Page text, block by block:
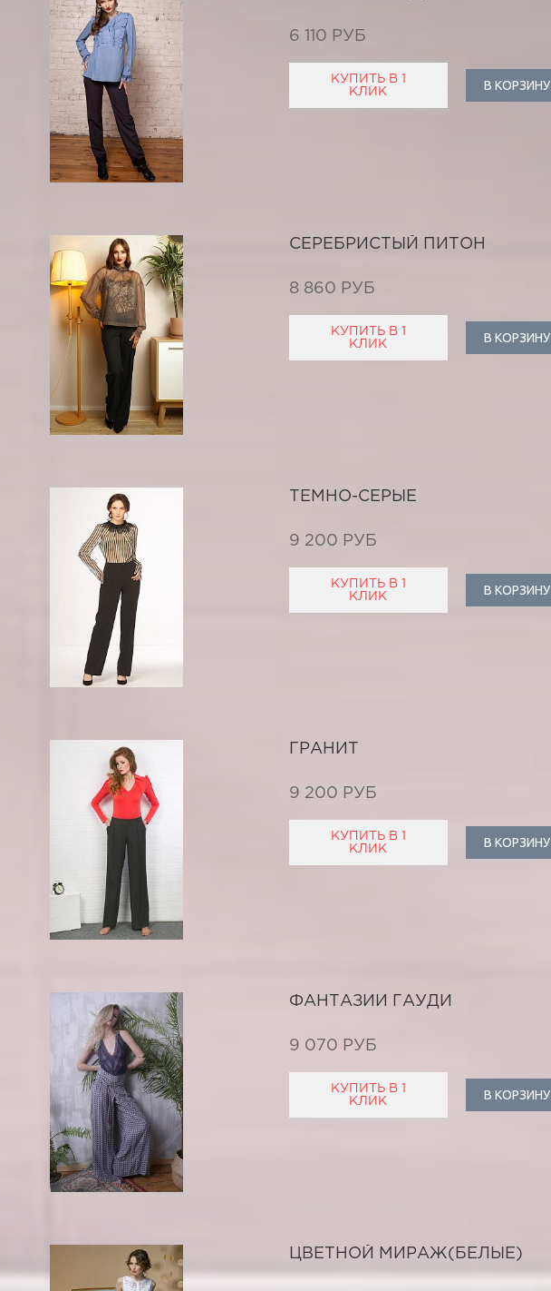
6 110 РУБ
КУПИТЬ В 1
КЛИК
В КОРЗИНУ
СЕРЕБРИСТЫЙ ПИТОН
8 860 РУБ
КУПИТЬ В 1
КЛИК
В КОРЗИНУ
ТЕМНО-СЕРЫЕ
9 200 РУБ
КУПИТЬ В 1
КЛИК
В КОРЗИНУ
ГРАНИТ
9 200 РУБ
КУПИТЬ В 1
КЛИК
В КОРЗИНУ
ФАНТАЗИИ ГАУДИ
9 070 РУБ
КУПИТЬ В 1
КЛИК
В КОРЗИНУ
ЦВЕТНОЙ МИРАЖ(БЕЛЫЕ)